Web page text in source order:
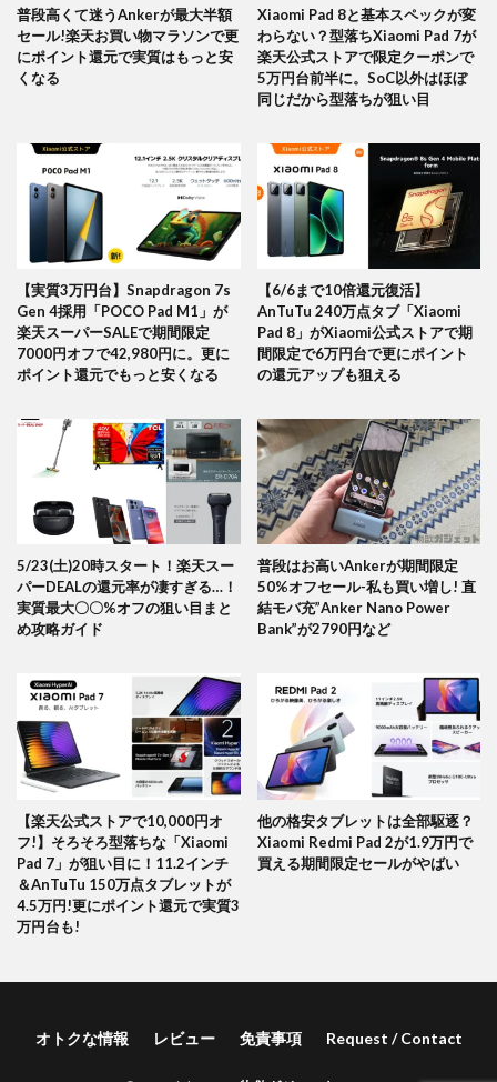
普段高くて迷うAnkerが最大半額
セール!楽天お買い物マラソンで更
にポイント還元で実質はもっと安
くなる
Xiaomi Pad 8と基本スペックが変
わらない？型落ちXiaomi Pad 7が
楽天公式ストアで限定クーポンで
5万円台前半に。SoC以外はほぼ
同じだから型落ちが狙い目
【実質3万円台】Snapdragon 7s
Gen 4採用「POCO Pad M1」が
楽天スーパーSALEで期間限定
7000円オフで42,980円に。更に
ポイント還元でもっと安くなる
【6/6まで10倍還元復活】
AnTuTu 240万点タブ「Xiaomi
Pad 8」がXiaomi公式ストアで期
間限定で6万円台で更にポイント
の還元アップも狙える
5/23(土)20時スタート！楽天スー
パーDEALの還元率が凄すぎる…！
実質最大〇〇%オフの狙い目まと
め攻略ガイド
普段はお高いAnkerが期間限定
50%オフセール-私も買い増し! 直
結モバ充”Anker Nano Power
Bank”が2790円など
【楽天公式ストアで10,000円オ
フ!】そろそろ型落ちな「Xiaomi
Pad 7」が狙い目に！11.2インチ
＆AnTuTu 150万点タブレットが
4.5万円!更にポイント還元で実質3
万円台も!
他の格安タブレットは全部駆逐？
Xiaomi Redmi Pad 2が1.9万円で
買える期間限定セールがやばい
オトクな情報 レビュー 免責事項 Request / Contact